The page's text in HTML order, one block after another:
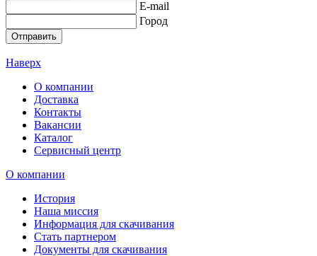
E-mail
Город
Отправить
Наверх
О компании
Доставка
Контакты
Вакансии
Каталог
Сервисный центр
О компании
История
Наша миссия
Информация для скачивания
Стать партнером
Документы для скачивания